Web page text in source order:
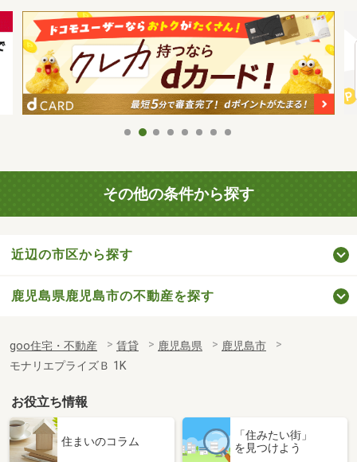
その他の条件から探す
近辺の市区から探す
鹿児島県鹿児島市の不動産を探す
goo住宅・不動産 賃貸 鹿児島県
鹿児島市
モナリエプライズＢ 1K
お役立ち情報
住まいのコラム
「住みたい街」
を見つけよう